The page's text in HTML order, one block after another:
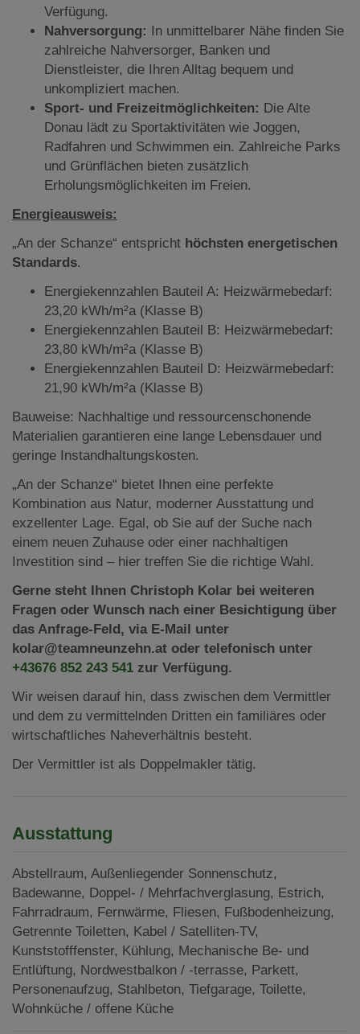
Verfügung.
Nahversorgung: In unmittelbarer Nähe finden Sie
zahlreiche Nahversorger, Banken und
Dienstleister, die Ihren Alltag bequem und
unkompliziert machen.
Sport- und Freizeitmöglichkeiten: Die Alte
Donau lädt zu Sportaktivitäten wie Joggen,
Radfahren und Schwimmen ein. Zahlreiche Parks
und Grünflächen bieten zusätzlich
Erholungsmöglichkeiten im Freien.
Energieausweis:
„An der Schanze“ entspricht höchsten energetischen
Standards.
Energiekennzahlen Bauteil A: Heizwärmebedarf:
23,20 kWh/m²a (Klasse B)
Energiekennzahlen Bauteil B: Heizwärmebedarf:
23,80 kWh/m²a (Klasse B)
Energiekennzahlen Bauteil D: Heizwärmebedarf:
21,90 kWh/m²a (Klasse B)
Bauweise: Nachhaltige und ressourcenschonende
Materialien garantieren eine lange Lebensdauer und
geringe Instandhaltungskosten.
„An der Schanze“ bietet Ihnen eine perfekte
Kombination aus Natur, moderner Ausstattung und
exzellenter Lage. Egal, ob Sie auf der Suche nach
einem neuen Zuhause oder einer nachhaltigen
Investition sind – hier treffen Sie die richtige Wahl.
Gerne steht Ihnen Christoph Kolar bei weiteren
Fragen oder Wunsch nach einer Besichtigung über
das Anfrage-Feld, via E-Mail unter
kolar@teamneunzehn.at oder telefonisch unter
+43676 852 243 541 zur Verfügung.
Wir weisen darauf hin, dass zwischen dem Vermittler
und dem zu vermittelnden Dritten ein familiäres oder
wirtschaftliches Naheverhältnis besteht.
Der Vermittler ist als Doppelmakler tätig.
Ausstattung
Abstellraum Außenliegender Sonnenschutz
Badewanne Doppel- / Mehrfachverglasung Estrich
Fahrradraum
Fernwärme Fliesen Fußbodenheizung
Getrennte Toiletten Kabel / Satelliten-TV
Kunststofffenster Kühlung Mechanische Be- und
Entlüftung Nordwestbalkon / -terrasse Parkett
Personenaufzug Stahlbeton Tiefgarage Toilette
Wohnküche / offene Küche